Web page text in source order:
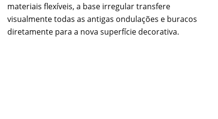
materiais flexíveis, a base irregular transfere
visualmente todas as antigas ondulações e buracos
diretamente para a nova superfície decorativa.